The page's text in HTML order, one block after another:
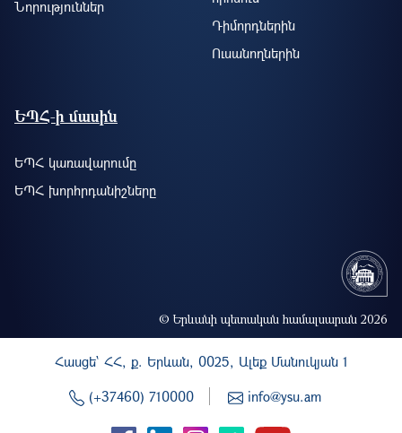
Նորություններ
Դիմորդներին
Ուսանողներին
ԵՊՀ-ի մասին
ԵՊՀ կառավարումը
ԵՊՀ խորհրդանիշները
© Երևանի պետական համալսարան 2026
Հասցե` ՀՀ, ք. Երևան, 0025, Ալեք Մանուկյան 1
(+37460) 710000
info@ysu.am